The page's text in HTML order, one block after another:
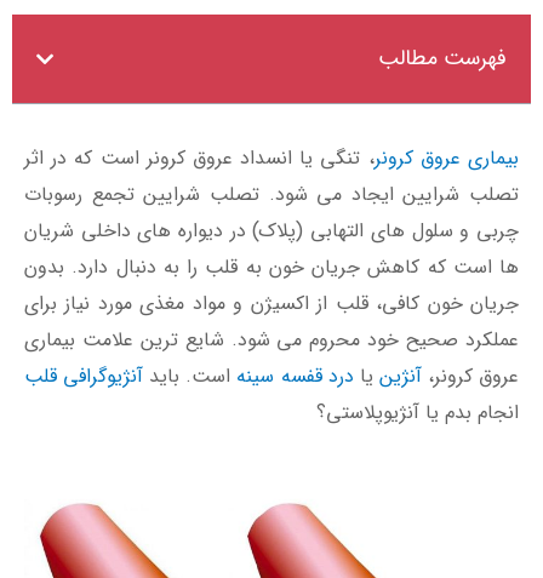
بیماری عروق کرونر، تنگی یا انسداد عروق کرونر است که در اثر
تصلب شرایین ایجاد می شود. تصلب شرایین تجمع رسوبات
چربی و سلول های التهابی (پلاک) در دیواره های داخلی شریان
ها است که کاهش جریان خون به قلب را به دنبال دارد. بدون
جریان خون کافی، قلب از اکسیژن و مواد مغذی مورد نیاز برای
عملکرد صحیح خود محروم می شود. شایع ترین علامت بیماری
عروق کرونر،آنژین یا درد قفسه سینه است. باید آنژیوگرافی قلب
انجام بدم یا آنژیوپلاستی؟
فهرست مطالب